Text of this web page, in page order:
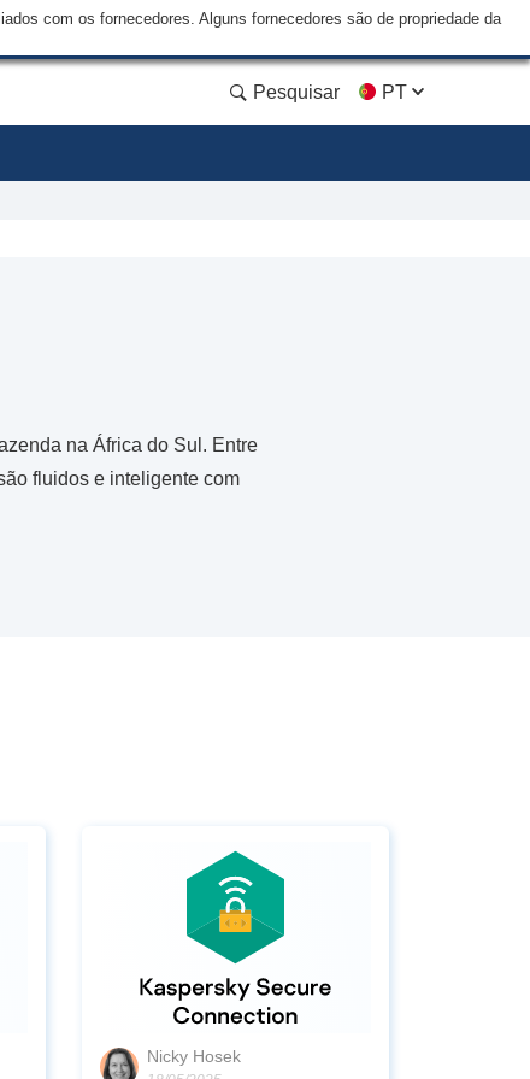
com os fornecedores. Alguns fornecedores são de propriedade da
Pesquisar PT
na África do Sul. Entre
fluidos e inteligente com
Nicky Hosek